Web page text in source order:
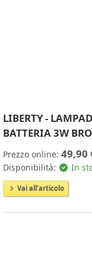
LIBERTY -
BATTERIA 3W
Prezzo online: 49,90
Disponibilità: In
Vai all'articolo